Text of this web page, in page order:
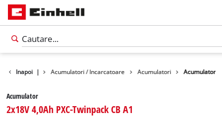
Inapoi |
Accesorii Acumulatori / Incarcatoare Acumulatori Acumulator
Acumulator
2x18V 4,0Ah PXC-Twinpack CB A1